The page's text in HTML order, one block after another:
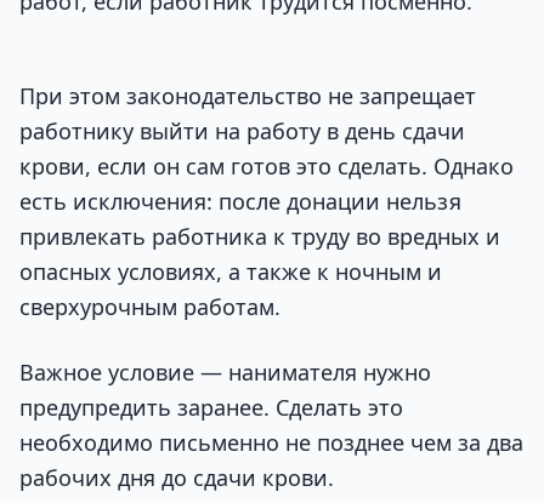
При этом законодательство не запрещает
работнику выйти на работу в день сдачи
крови, если он сам готов это сделать. Однако
есть исключения: после донации нельзя
привлекать работника к труду во вредных и
опасных условиях, а также к ночным и
сверхурочным работам.
Важное условие — нанимателя нужно
предупредить заранее. Сделать это
необходимо письменно не позднее чем за два
рабочих дня до сдачи крови.